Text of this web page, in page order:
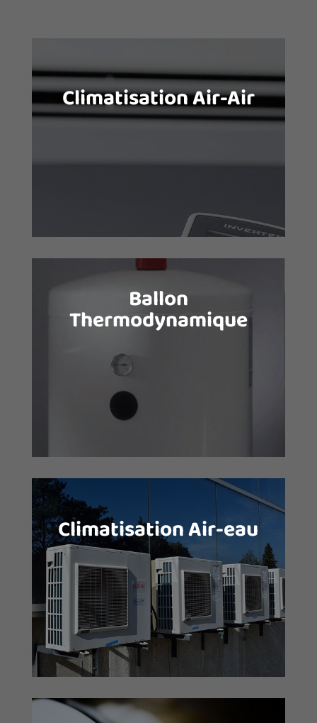
Climatisation Air-Air
La climatisation air-air, ou pompe à
Ballon
Thermodynamique
dépense énergétique importante pour
d’énergie du chauffe-eau, c’est faire
baisser les factures !
Climatisation Air-eau
La pompe à chaleur Air-Eau est un
système de chauffage très économe
vous permettant de gagner en confort
tout en réalisant de grandes
économies d’énergie.